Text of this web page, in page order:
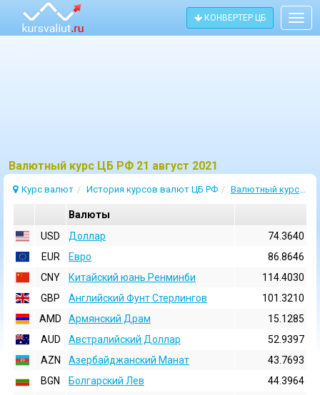
КОНВЕРТЕР ЦБ
Bалютный курс ЦБ РФ 21 август 2021
Курс валют История курсов валют ЦБ РФ Валютный курс 21 Август 2021
Валюты
USD
Доллар
74.3640
EUR
Евро
86.8646
CNY
Китайский юань Ренминби
114.4030
GBP
Английский Фунт Стерлингов
101.3210
AMD
Армянский Драм
15.1285
AUD
Австралийский Доллар
52.9397
AZN
Азербайджанский Манат
43.7693
BGN
Болгарский Лев
44.3964